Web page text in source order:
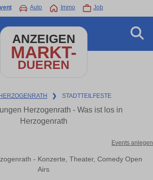
Auto Immo Job
ANZEIGEN
MARKT-
DUEREN
HERZOGENRATH ❯ STADTTEILFESTE
Herzogenrath - Was ist los in
Herzogenrath
Events anlegen
- Konzerte, Theater, Comedy Open
Airs